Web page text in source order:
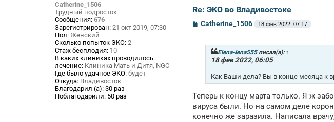
Catherine_1506
Трудный подросток
Сообщения: 676
Зарегистрирован: 21 окт 2019, 07:30
Пол: Женский
Сколько попыток ЭКО: 2
Стаж бесплодия: 10
В каких клиниках проводилось
лечение: Клиника Мать и Дитя, NGC
Где было удачное ЭКО: будет
Откуда: Владивосток
Благодарил (а): 30 раз
Поблагодарили: 50 раз
Re: ЭКО во Владивостоке
СCatherine_1506 18 фев 2022, 07:17
Elena-lena555писал(а): ↑
18 фев 2022, 06:05
Как Ваши дела? Вы в конце месяца к
Теперь к концу марта только. Я ж
вируса были. Но на самом деле
конечно же заразила. Написала